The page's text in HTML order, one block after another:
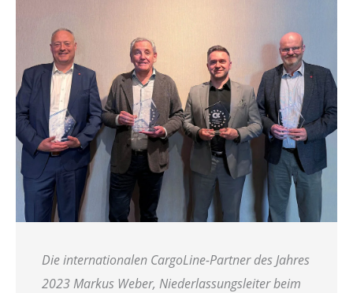
Die internationalen CargoLine-Partner des Jahres
2023 Markus Weber, Niederlassungsleiter beim